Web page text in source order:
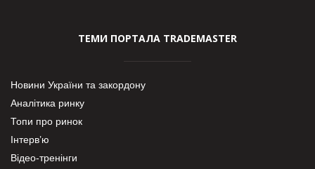
ТЕМИ ПОРТАЛА TRADEMASTER
Новини України та закордону
Аналітика ринку
Топи про ринок
Інтерв’ю
Відео-тренінги